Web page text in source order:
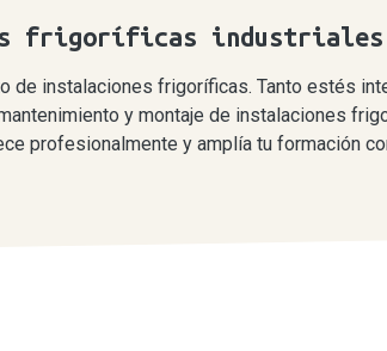
frigoríficas industriales
de instalaciones frigoríficas. Tanto estés
y montaje de instalaciones
profesionalmente y amplía tu formación